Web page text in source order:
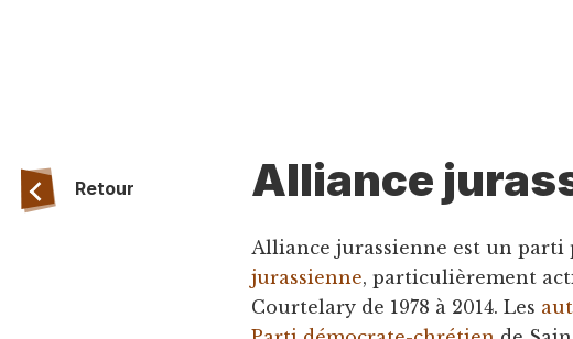
Retour Alliance
Alliance jurassienne est un parti
jurassienne, particulièrement
Courtelary de 1978 à 2014. Les